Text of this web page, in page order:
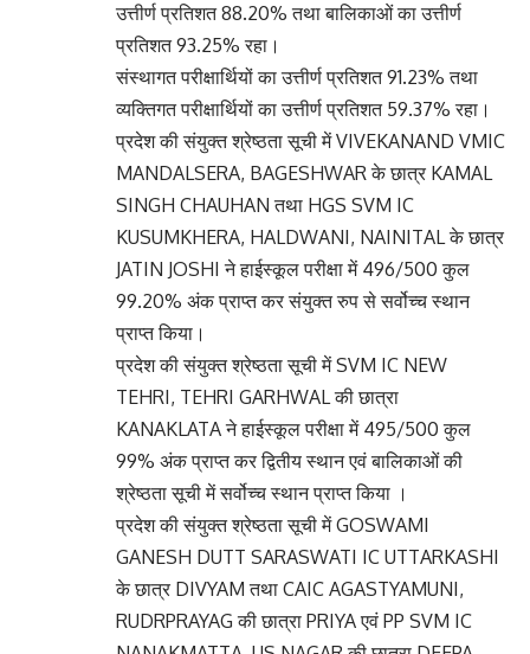
उत्तीर्ण प्रतिशत 88.20% तथा बालिकाओं का उत्तीर्ण
प्रतिशत 93.25% रहा।
संस्थागत परीक्षार्थियों का उत्तीर्ण प्रतिशत 91.23% तथा
व्यक्तिगत परीक्षार्थियों का उत्तीर्ण प्रतिशत 59.37% रहा।
प्रदेश की संयुक्त श्रेष्ठता सूची में VIVEKANAND VMIC
MANDALSERA, BAGESHWAR के छात्र KAMAL
SINGH CHAUHAN तथा HGS SVM IC
KUSUMKHERA, HALDWANI, NAINITAL के छात्र
JATIN JOSHI ने हाईस्कूल परीक्षा में 496/500 कुल
99.20% अंक प्राप्त कर संयुक्त रुप से सर्वोच्च स्थान
प्राप्त किया।
प्रदेश की संयुक्त श्रेष्ठता सूची में SVM IC NEW
TEHRI, TEHRI GARHWAL की छात्रा
KANAKLATA ने हाईस्कूल परीक्षा में 495/500 कुल
99% अंक प्राप्त कर द्वितीय स्थान एवं बालिकाओं की
श्रेष्ठता सूची में सर्वोच्च स्थान प्राप्त किया ।
प्रदेश की संयुक्त श्रेष्ठता सूची में GOSWAMI
GANESH DUTT SARASWATI IC UTTARKASHI
के छात्र DIVYAM तथा CAIC AGASTYAMUNI,
RUDRPRAYAG की छात्रा PRIYA एवं PP SVM IC